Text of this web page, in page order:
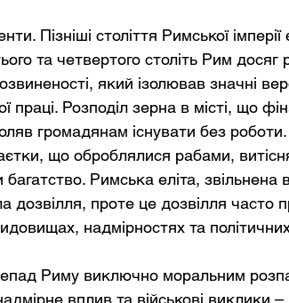
Пізніші століття Римської
та четвертого століть Рим досяг
який ізолював значні
праці. Розподіл зерна в місті, що
громадянам існувати без
що оброблялися рабами,
Римська еліта, звільнена
дозвілля, проте це дозвілля часто
надмірностях та
Риму виключно моральним